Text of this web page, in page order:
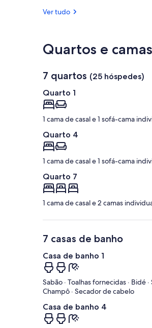
Ver tudo
Quartos e camas
7 quartos (25 hóspedes)
Quarto 1
1 cama de casal e 1 sofá-cama
Quarto 4
1 cama de casal e 1 sofá-cama
Quarto 7
1 cama de casal e 2 camas
7 casas de banho
Casa de banho 1
Sabão · Toalhas fornecidas · Bidé
Champô · Secador de cabelo
Casa de banho 4